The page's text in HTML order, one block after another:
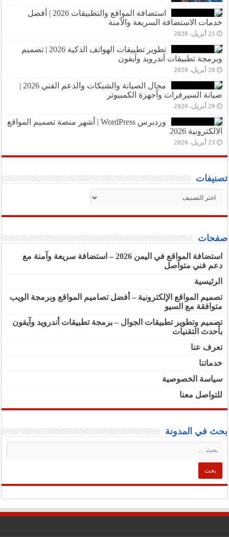
استضافة المواقع والتطبيقات 2026 | أفضل
خدمات الاستضافة السريعة والآمنة
21 أبريل، 2020
تطوير تطبيقات الهواتف الذكية 2026 | تصميم
وبرمجة تطبيقات أندرويد وآيفون
20 أبريل، 2020
مجال الصيانة والشبكات والدعم الفني 2026 |
صيانة السيرفرات وأجهزة الكمبيوتر
20 أبريل، 2020
وردبرس WordPress | أشهر منصة تصميم المواقع
الالكترونية 2026
23 أبريل، 2020
تصنيفات
تصنيفات
صفحات
استضافة المواقع في اليمن 2026 – استضافة سريعة وآمنة مع
دعم فني متواصل
الرئيسية
تصميم المواقع الإلكترونية – أفضل تصاميم المواقع وبرمجة الويب
متوافقة مع السيو
تصميم وتطوير تطبيقات الجوال – برمجة تطبيقات أندرويد وآيفون
بأحدث التقنيات
تعرف عنا
خدماتنا
سياسة الخصوصية
للتواصل معنا
بحث في المدونة